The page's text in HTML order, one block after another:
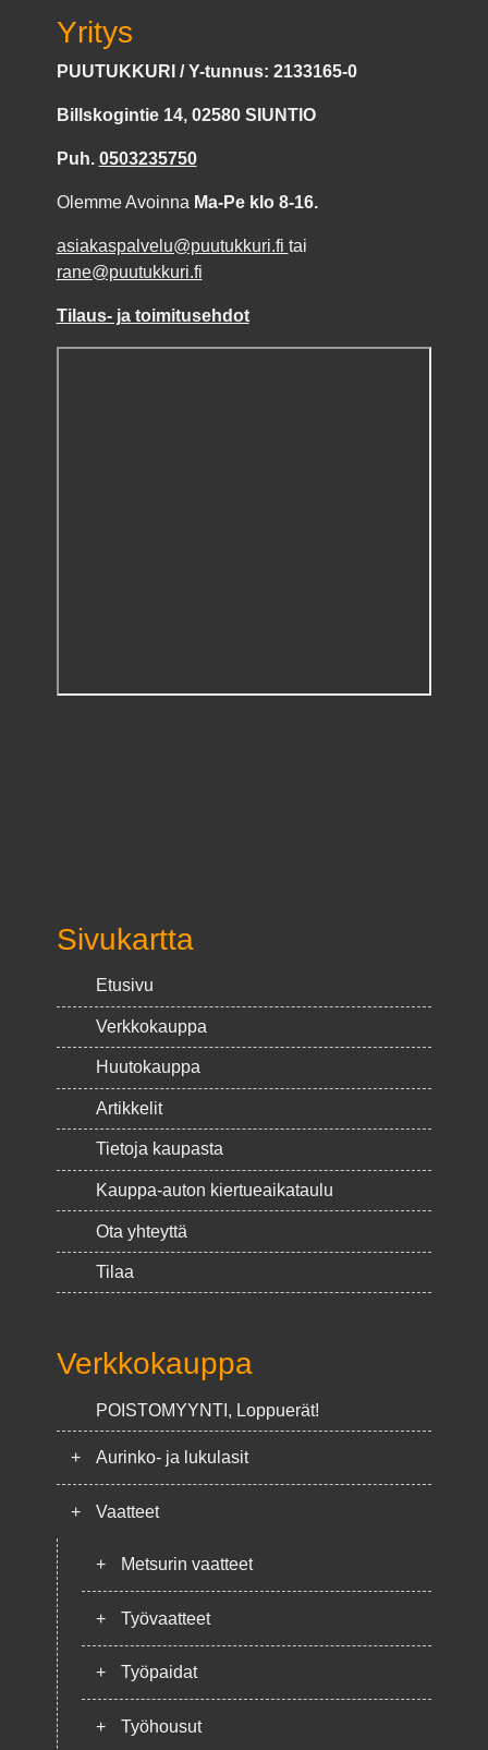
Yritys
PUUTUKKURI / Y-tunnus: 2133165-0
Billskogintie 14, 02580 SIUNTIO
Puh. 0503235750
Olemme Avoinna Ma-Pe klo 8-16.
asiakaspalvelu@puutukkuri.fi tai
rane@puutukkuri.fi
Tilaus- ja toimitusehdot
Sivukartta
Etusivu
Verkkokauppa
Huutokauppa
Artikkelit
Tietoja kaupasta
Kauppa-auton kiertueaikataulu
Ota yhteyttä
Tilaa
Verkkokauppa
POISTOMYYNTI, Loppuerät!
+ Aurinko- ja lukulasit
+ Vaatteet
+ Metsurin vaatteet
+ Työvaatteet
+ Työpaidat
+ Työhousut